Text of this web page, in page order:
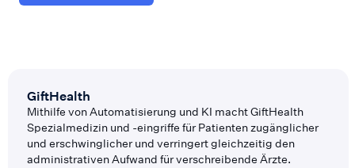
GiftHealth
Mithilfe von Automatisierung und KI macht GiftHealth
Spezialmedizin und -eingriffe für Patienten zugänglicher
und erschwinglicher und verringert gleichzeitig den
administrativen Aufwand für verschreibende Ärzte.